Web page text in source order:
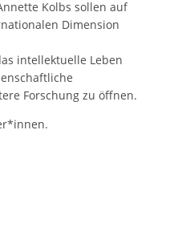
Kolbs sollen auf
Dimension
intellektuelle Leben
Forschung zu öffnen.